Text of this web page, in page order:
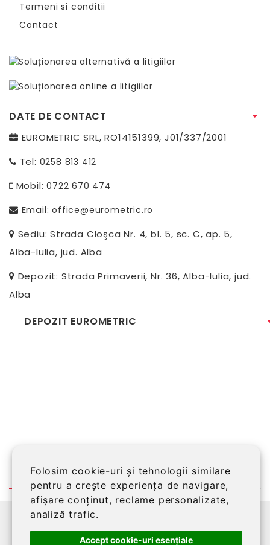
Folosim cookie-uri și tehnologii similare
pentru a crește experiența de navigare,
afișare conținut, reclame personalizate,
analiză trafic.
Accept cookie-uri esenţiale
Termeni si conditii
Contact
DATE DE CONTACT
EUROMETRIC SRL, RO14151399, J01/337/2001
Tel: 0258 813 412
Mobil:0722 670 474
Email:office@eurometric.ro
Sediu: Strada Cloşca Nr. 4, bl. 5, sc. C, ap. 5,
Alba-Iulia, jud. Alba
Depozit: Strada Primaverii, Nr. 36, Alba-Iulia, jud.
Alba
DEPOZIT EUROMETRIC
©2026 EUROMETRIC SRL, Alba Iulia, RO14151399,
J01/337/2001, Tel:0258 813 412